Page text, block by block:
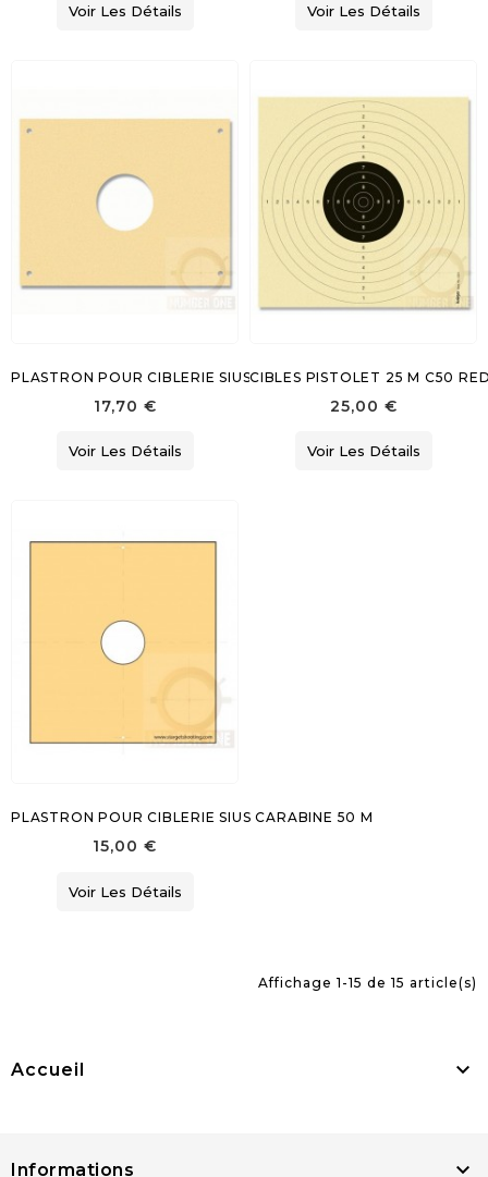
Voir Les Détails Voir Les Détails
PLASTRON POUR CIBLERIE SIUS PISTOLET 10 M
17,70 €
Voir Les Détails
CIBLES PISTOLET 25 M C50
25,00 €
Voir Les Détails
PLASTRON POUR CIBLERIE SIUS CARABINE 50 M
15,00 €
Voir Les Détails
Affichage 1-15 de 15 article(s)
Accueil 
Informations 